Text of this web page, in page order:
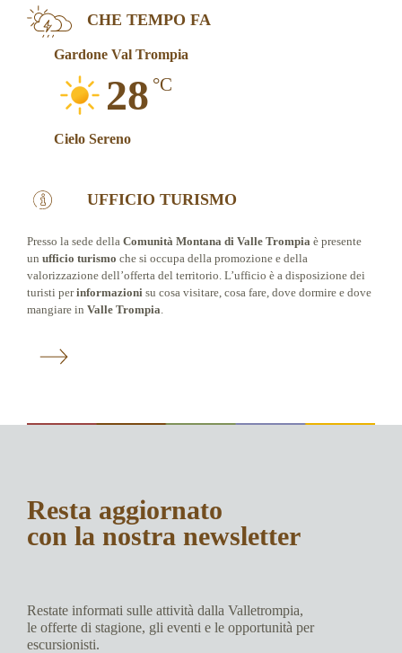
CHE TEMPO FA
Gardone Val Trompia
28 °C
Cielo Sereno
UFFICIO TURISMO
Presso la sede della Comunità Montana di Valle Trompiaè presente
un ufficio turismo che si occupa della promozione e della
valorizzazione dell’offerta del territorio. L’ufficio è a disposizione dei
turisti perinformazionisu cosa visitare, cosa fare, dove dormire e dove
mangiare in Valle Trompia.
Resta aggiornato
con la nostra newsletter
Restate informati sulle attività dalla Valletrompia,
le offerte di stagione, gli eventi e le opportunità per
escursionisti.